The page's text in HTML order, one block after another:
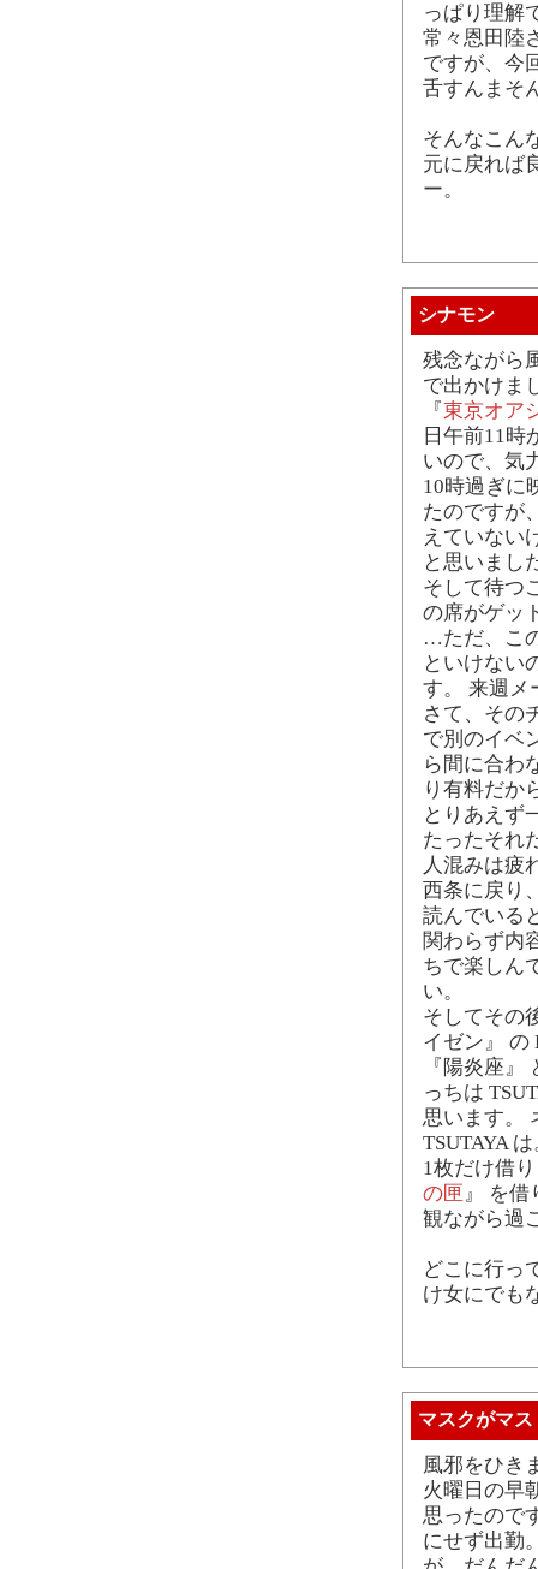
っぱり理解
常々恩田陸
ですが、今
舌すんまそ
そんなこん
元に戻れば
ー。
シナモン
残念ながら
で出かけま
『東京オア
日午前11時
いので、気
10時過ぎに
たのですが
えていない
と思いまし
そして待つ
の席がゲッ
…ただ、こ
といけない
す。 来週メ
さて、その
で別のイベ
ら間に合わ
り有料だか
とりあえず
たったそれ
人混みは疲
西条に戻り
読んでいる
関わらず内
ちで楽しん
い。
そしてその
イゼン』 の
『陽炎座
っちは
思います。
TSUTAYA
1枚だけ借
の匣』 を借
観ながら過
どこに行っ
け女にでも
マスクがマス
風邪をひき
火曜日の早
思ったので
にせず出勤